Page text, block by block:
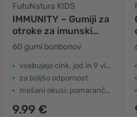
FutuNatura KIDS
IMMUNITY – Gumiji za
otroke za imunski
sistem
60 gumi bonbonov
vsebujejo cink, jod in 9 vitaminov
za boljšo odpornost
mešani okusi: pomaranča, limona in jagoda
9.99 €